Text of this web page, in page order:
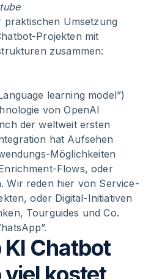
Umsetzung
Projekten mit
zusammen:
learning model”)
von OpenAI
der weltweit ersten
hat Aufsehen
Möglichkeiten
Flows, oder
Wir reden hier von Service-
oder Digital-Initiativen
Tourguides und Co.
Chatbot